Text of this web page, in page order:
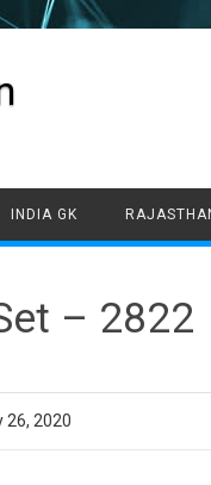
INDIA GK
– 2822
26, 2020